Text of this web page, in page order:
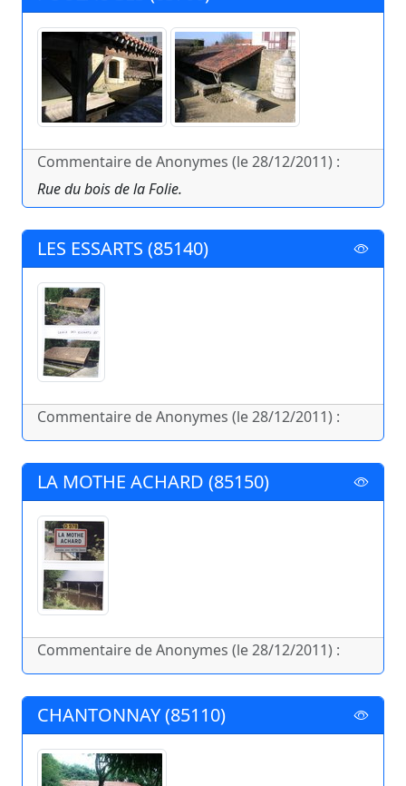
Commentaire de Anonymes (le 28/12/2011) :
Rue du bois de la Folie.
LES ESSARTS (85140)
Commentaire de Anonymes (le 28/12/2011) :
LA MOTHE ACHARD (85150)
Commentaire de Anonymes (le 28/12/2011) :
CHANTONNAY (85110)